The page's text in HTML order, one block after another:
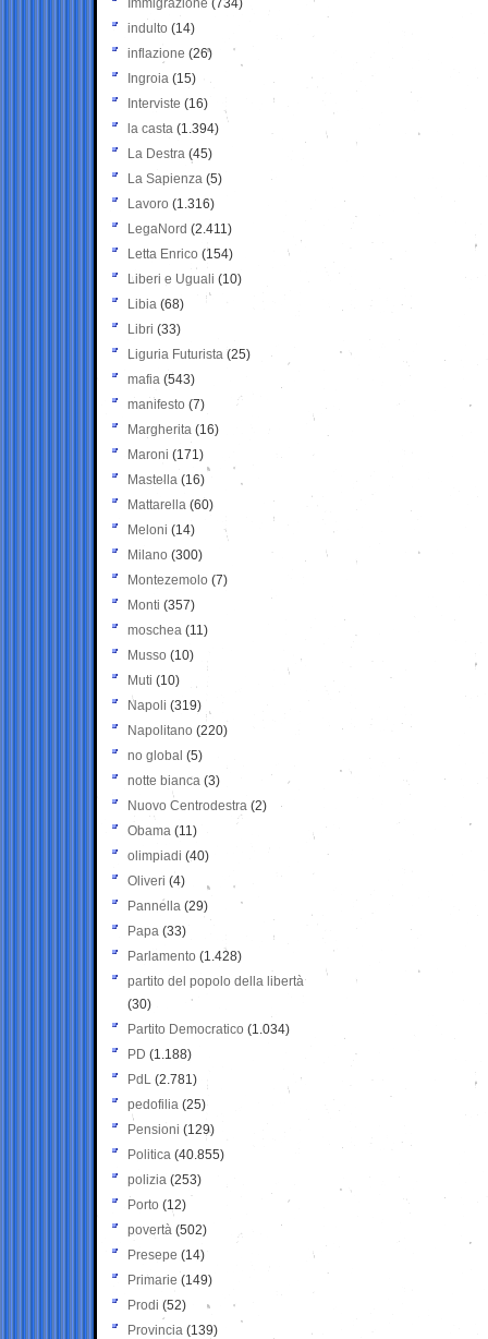
Immigrazione (734)
indulto (14)
inflazione (26)
Ingroia (15)
Interviste (16)
la casta (1.394)
La Destra (45)
La Sapienza (5)
Lavoro (1.316)
LegaNord (2.411)
Letta Enrico (154)
Liberi e Uguali (10)
Libia (68)
Libri (33)
Liguria Futurista (25)
mafia (543)
manifesto (7)
Margherita (16)
Maroni (171)
Mastella (16)
Mattarella (60)
Meloni (14)
Milano (300)
Montezemolo (7)
Monti (357)
moschea (11)
Musso (10)
Muti (10)
Napoli (319)
Napolitano (220)
no global (5)
notte bianca (3)
Nuovo Centrodestra (2)
Obama (11)
olimpiadi (40)
Oliveri (4)
Pannella (29)
Papa (33)
Parlamento (1.428)
partito del popolo della libertà
(30)
Partito Democratico (1.034)
PD (1.188)
PdL (2.781)
pedofilia (25)
Pensioni (129)
Politica (40.855)
polizia (253)
Porto (12)
povertà (502)
Presepe (14)
Primarie (149)
Prodi (52)
Provincia (139)